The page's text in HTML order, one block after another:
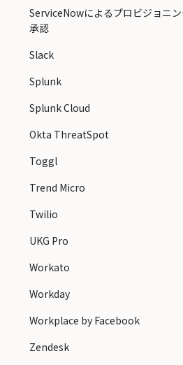
ServiceNowによるプロビジョニ
承認
Slack
Splunk
Splunk Cloud
Okta ThreatSpot
Toggl
Trend Micro
Twilio
UKG Pro
Workato
Workday
Workplace by Facebook
Zendesk